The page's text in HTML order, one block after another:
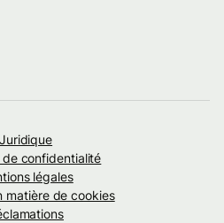
Juridique
de confidentialité
légales
matière de cookies